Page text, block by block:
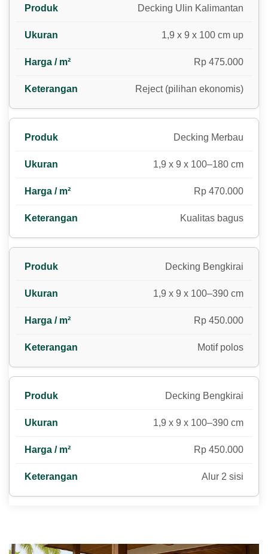
Decking Ulin Kalimantan
1,9 x 9 x 100 cm up
Rp 475.000
Reject (pilihan ekonomis)
Decking Merbau
1,9 x 9 x 100–180 cm
Rp 470.000
Kualitas bagus
Decking Bengkirai
1,9 x 9 x 100–390 cm
Rp 450.000
Motif polos
Decking Bengkirai
1,9 x 9 x 100–390 cm
Rp 450.000
Alur 2 sisi